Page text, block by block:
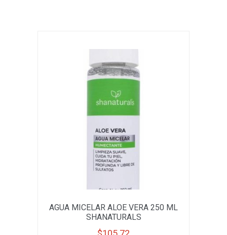
AGUA MICELAR ALOE VERA 250 ML
SHANATURALS